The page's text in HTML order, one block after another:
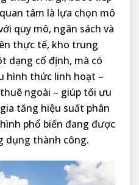
tâm là lựa chọn mô
quy mô, ngân sách và
thực tế, kho trung
dạng cố định, mà có
hình thức linh hoạt –
ngoài – giúp tối ưu
tăng hiệu suất phân
phổ biến đang được
dụng thành công.